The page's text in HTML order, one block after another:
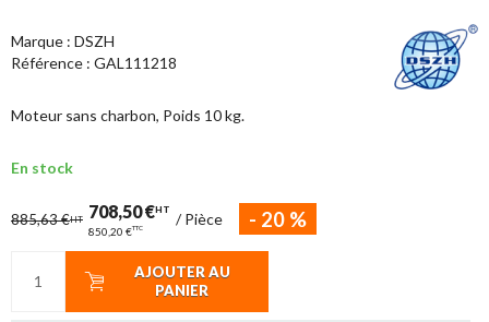
Marque : DSZH
Référence : GAL111218
Moteur sans charbon, Poids 10 kg.
En stock
885,63 €HT 708,50 €HT
850,20 €TTC /Pièce - 20 %
AJOUTER AU
PANIER